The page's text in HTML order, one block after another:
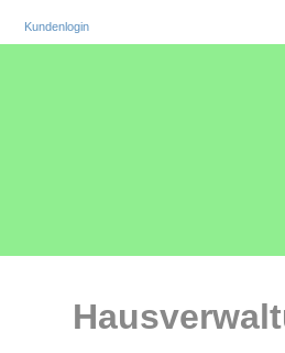
Kundenlogin